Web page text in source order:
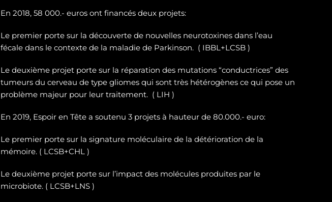
En 2018, 58 000.- euros ont financés deux projets:
Le premier porte sur la découverte de nouvelles neurotoxines dans l’eau
fécale dans le contexte de la maladie de Parkinson. ( IBBL+LCSB )
Le deuxième projet porte sur la réparation des mutations “conductrices” des
tumeurs du cerveau de type gliomes qui sont très hétérogènes ce qui pose un
problème majeur pour leur traitement. ( LIH )
En 2019, Espoir en Tête a soutenu 3 projets à hauteur de 80.000.- euro:
Le premier porte sur la signature moléculaire de la détérioration de la
mémoire. ( LCSB+CHL )
Le deuxième projet porte sur l’impact des molécules produites par le
microbiote. ( LCSB+LNS )